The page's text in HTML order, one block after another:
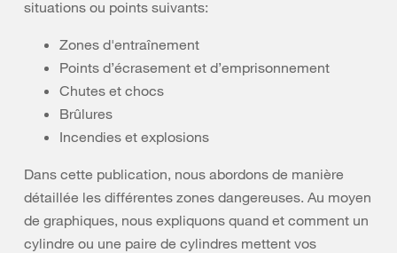
situations ou points suivants:
Zones d'entraînement
Points d’écrasement et d’emprisonnement
Chutes et chocs
Brûlures
Incendies et explosions
Dans cette publication, nous abordons de manière
détaillée les différentes zones dangereuses. Au moyen
de graphiques, nous expliquons quand et comment un
cylindre ou une paire de cylindres mettent vos